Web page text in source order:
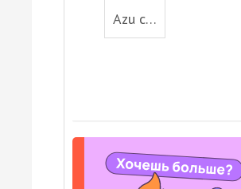
Azu c…